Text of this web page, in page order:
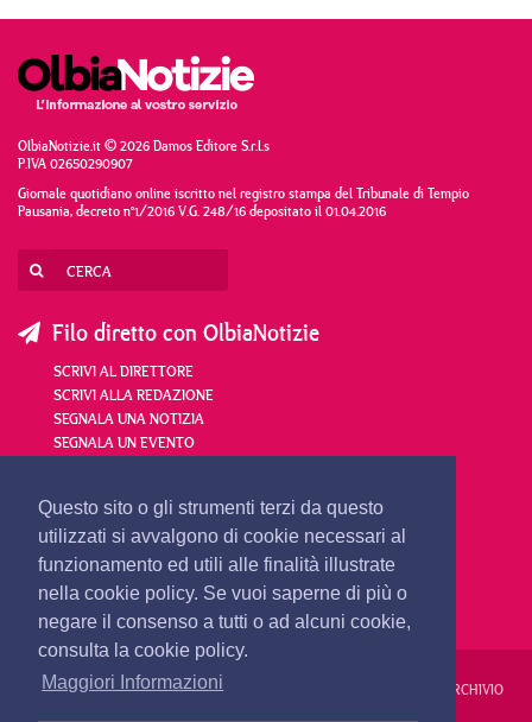
Questo sito o gli strumenti terzi da questo
utilizzati si avvalgono di cookie necessari al
funzionamento ed utili alle finalità illustrate
nella cookie policy. Se vuoi saperne di più o
negare il consenso a tutti o ad alcuni cookie,
consulta la cookie policy.
Maggiori Informazioni
OlbiaNotizie.it © 2026 Damos Editore S.r.l.s
P.IVA 02650290907
Giornale quotidiano online iscritto nel registro stampa del Tribunale di Tempio
Pausania, decreto n°1/2016 V.G. 248/16 depositato il 01.04.2016
Filo diretto con OlbiaNotizie
SCRIVI AL DIRETTORE
SCRIVI ALLA REDAZIONE
SEGNALA UNA NOTIZIA
SEGNALA UN EVENTO
redazione@olbianotizie.it
REDAZIONE PUBBLICITÀ PRIVACY E COOKIES ARCHIVIO